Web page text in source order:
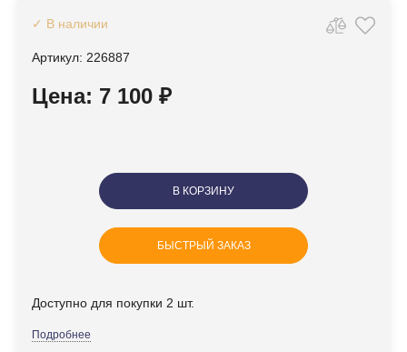
✓ В наличии
Артикул: 226887
Цена: 7 100 ₽
В КОРЗИНУ
БЫСТРЫЙ ЗАКАЗ
Доступно для покупки 2 шт.
Подробнее